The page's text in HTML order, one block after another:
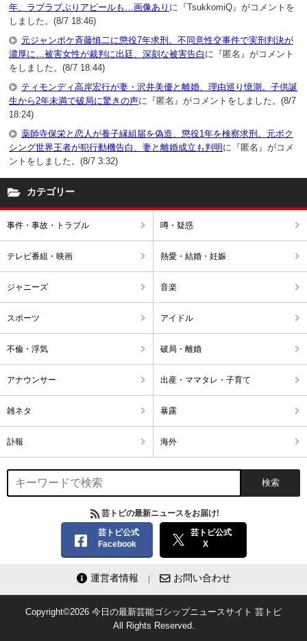
年、ラブラブぶりアピールも…画像あり に『TsukkomiQ』がコメントを
しました。(8/7 18:46)
元ジャンポケ斉藤慎二に懲役7年求刑。不同意性交事件で実刑判決が
濃厚に…被害女性が裁判に出廷、深刻な被害告白 に『匿名』がコメント
をしました。(8/7 18:44)
ティモンディ高岸宏行が妻・沢井美優と離婚、理由巡り憶測。子供誕
生から2年未満で破局に驚きの声に『匿名』がコメントをしました。(8/7
18:24)
薬師寺保栄と恋人が養子縁組届を偽造、懲役1年を検察求刑。元ボク
シング世界王者が犯行動機告白、妻と離婚成立も判明に『匿名』がコメ
ントをしました。(8/7 3:32)
カテゴリー
事件・事故・トラブル 噂・疑惑
テレビ番組・映画 熱愛・結婚・妊娠
ジャニーズ 音楽
スポーツ アイドル
不倫・浮気 破局・離婚
アナウンサー 出産・ママタレ・子育て
雑ネタ 暴露
訃報 海外
芸トピの最新ニュースをお届け!
芸トピ公式
Facebook
芸トピ公式
X
運営者情報 お問い合わせ
Copyright©2026 今日の最新芸能ゴシップニュースサイト 芸トピ
All Rights Reserved.